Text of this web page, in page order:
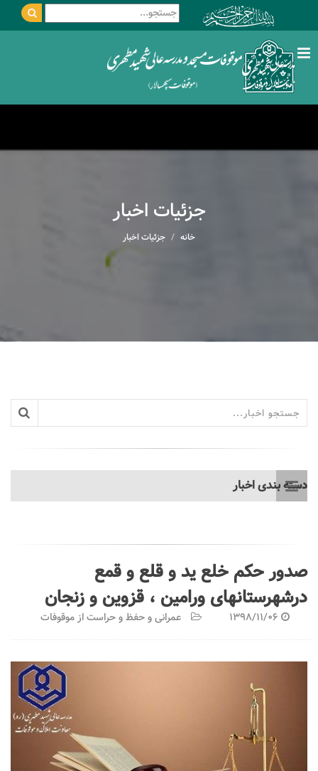
جزئیات اخبار
خانه جزئیات اخبار
دسته بندی اخبار
صدور حکم خلع ید و قلع و قمع
درشهرستانهای ورامین ، قزوین و زنجان
1398/11/06 عمرانی و حفظ و حراست از موقوفات